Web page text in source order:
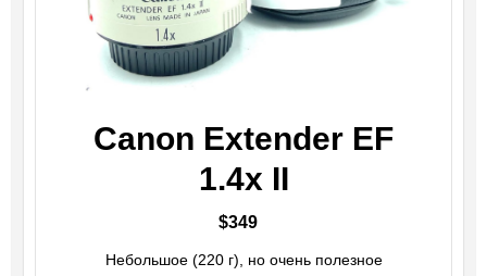
Canon Extender EF
1.4x II
$349
Небольшое (220 г), но очень полезное